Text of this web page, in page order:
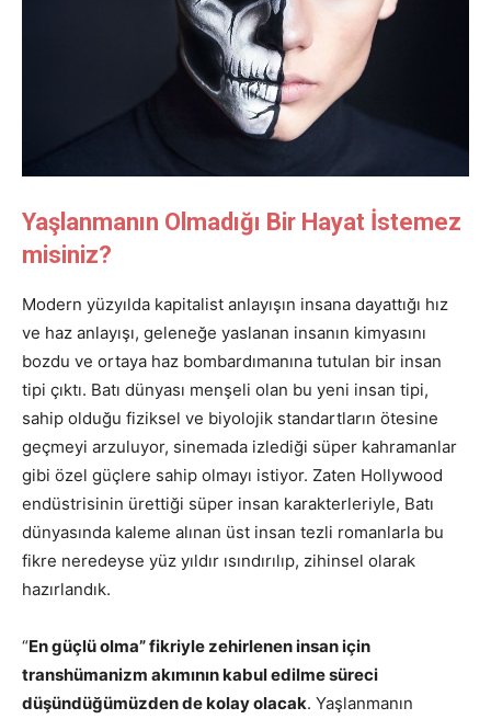
Yaşlanmanın Olmadığı Bir Hayat İstemez
misiniz?
Modern yüzyılda kapitalist anlayışın insana dayattığı hız
ve haz anlayışı, geleneğe yaslanan insanın kimyasını
bozdu ve ortaya haz bombardımanına tutulan bir insan
tipi çıktı. Batı dünyası menşeli olan bu yeni insan tipi,
sahip olduğu fiziksel ve biyolojik standartların ötesine
geçmeyi arzuluyor, sinemada izlediği süper kahramanlar
gibi özel güçlere sahip olmayı istiyor. Zaten Hollywood
endüstrisinin ürettiği süper insan karakterleriyle, Batı
dünyasında kaleme alınan üst insan tezli romanlarla bu
fikre neredeyse yüz yıldır ısındırılıp, zihinsel olarak
hazırlandık.
“En güçlü olma” fikriyle zehirlenen insan için
transhümanizm akımının kabul edilme süreci
düşündüğümüzden de kolay olacak. Yaşlanmanın